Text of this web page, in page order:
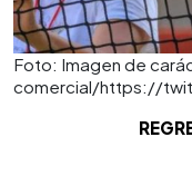
Foto: Imagen de
comercial/https://